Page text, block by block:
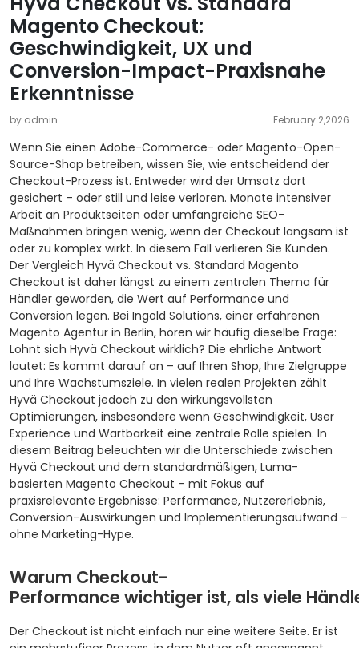
Magento Checkout:
Geschwindigkeit, UX und
Conversion-Impact-Praxisnahe
Erkenntnisse
by admin February 2,2026
Wenn Sie einen Adobe-Commerce- oder Magento-Open-
Source-Shop betreiben, wissen Sie, wie entscheidend der
Checkout-Prozess ist. Entweder wird der Umsatz dort
gesichert – oder still und leise verloren. Monate intensiver
Arbeit an Produktseiten oder umfangreiche SEO-
Maßnahmen bringen wenig, wenn der Checkout langsam ist
oder zu komplex wirkt. In diesem Fall verlieren Sie Kunden.
Der Vergleich Hyvä Checkout vs. Standard Magento
Checkout ist daher längst zu einem zentralen Thema für
Händler geworden, die Wert auf Performance und
Conversion legen. Bei Ingold Solutions, einer erfahrenen
Magento Agentur in Berlin, hören wir häufig dieselbe Frage:
Lohnt sich Hyvä Checkout wirklich? Die ehrliche Antwort
lautet: Es kommt darauf an – auf Ihren Shop, Ihre Zielgruppe
und Ihre Wachstumsziele. In vielen realen Projekten zählt
Hyvä Checkout jedoch zu den wirkungsvollsten
Optimierungen, insbesondere wenn Geschwindigkeit, User
Experience und Wartbarkeit eine zentrale Rolle spielen. In
diesem Beitrag beleuchten wir die Unterschiede zwischen
Hyvä Checkout und dem standardmäßigen, Luma-
basierten Magento Checkout – mit Fokus auf
praxisrelevante Ergebnisse: Performance, Nutzererlebnis,
Conversion-Auswirkungen und Implementierungsaufwand –
ohne Marketing-Hype.
Warum Checkout-
Performance wichtiger ist, als viele
Der Checkout ist nicht einfach nur eine weitere Seite. Er ist